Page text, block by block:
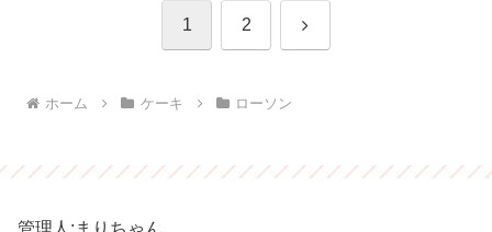
1 2 次
ホーム ケーキ ローソン
管理人:まりちゃん